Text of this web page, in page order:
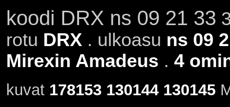
koodi DRX ns 09 21 33
rotu DRX . ulkoasu ns 09
Mirexin Amadeus . 4
kuvat 178153 130144 130145